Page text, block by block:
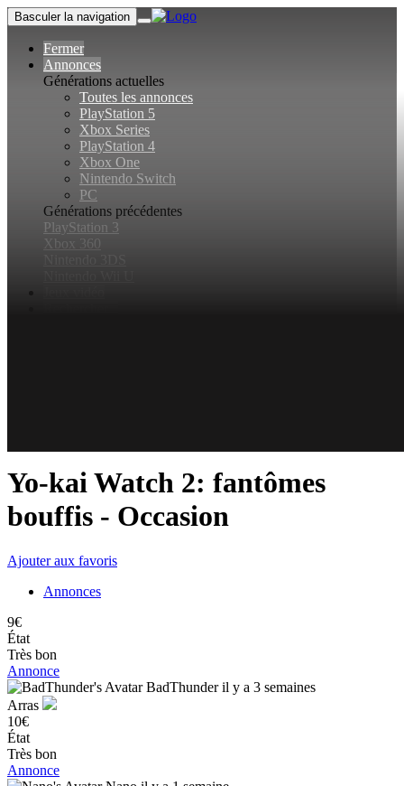
Basculer la navigation
Fermer
Annonces
Générations actuelles
Toutes les annonces
PlayStation 5
Xbox Series
PlayStation 4
Xbox One
Nintendo Switch
PC
Générations précédentes
PlayStation 3
Xbox 360
Yo-kai Watch 2: fantômes
bouffis - Occasion
Ajouter aux favoris
Annonces
9€
État
Très bon
Annonce
BadThunderil y a 3 semaines
Arras
10€
État
Très bon
Annonce